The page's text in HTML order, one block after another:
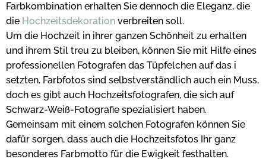
Farbkombination erhalten Sie dennoch die Eleganz, die
die Hochzeitsdekoration verbreiten soll.
Um die Hochzeit in ihrer ganzen Schönheit zu erhalten
und ihrem Stil treu zu bleiben, können Sie mit Hilfe eines
professionellen Fotografen das Tüpfelchen auf das i
setzten. Farbfotos sind selbstverständlich auch ein Muss,
doch es gibt auch Hochzeitsfotografen, die sich auf
Schwarz-Weiß-Fotografie spezialisiert haben.
Gemeinsam mit einem solchen Fotografen können Sie
dafür sorgen, dass auch die Hochzeitsfotos Ihr ganz
besonderes Farbmotto für die Ewigkeit festhalten.